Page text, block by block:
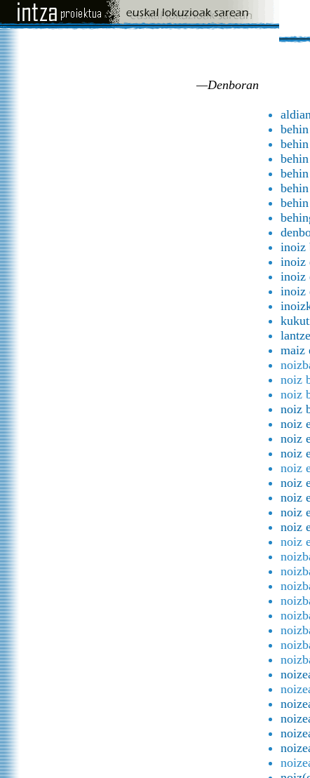
—Denboran
inoiz
inoiz
inoiz
inoiz
maiz
noiz
noiz
noiz
noiz
noiz
noiz
noiz
noiz
noiz
noiz
noiz
noiz